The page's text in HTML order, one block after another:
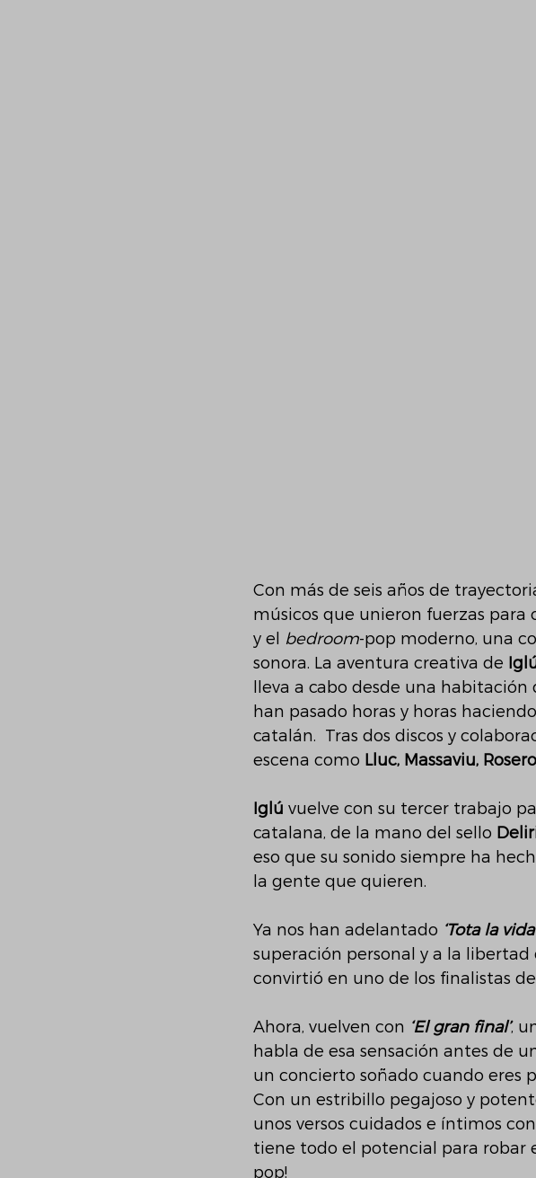
Con más de seis años de
músicos que unieron fuerzas
y el bedroom-pop moderno, una
sonora. La aventura creativa de
lleva a cabo desde una
han pasado horas y horas
catalán.  Tras dos discos y
escena como Lluc, Massaviu,
Iglú vuelve con su tercer trabajo
catalana, de la mano del sello
eso que su sonido siempre ha
la gente que quieren.
Ya nos han adelantado ‘Tota la
superación personal y a la libertad
convirtió en uno de los finalistas
Ahora, vuelven con ‘El gran final’,
habla de esa sensación antes de
un concierto soñado cuando eres
Con un estribillo pegajoso y
unos versos cuidados e íntimos
tiene todo el potencial para robar
pop!